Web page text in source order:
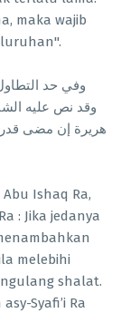
maka wajib
وقد نص عليه
هريرة إن مضى قدر
Ishaq Ra,
: Jika jedanya
melebihi
shalat.
Syafi’i Ra